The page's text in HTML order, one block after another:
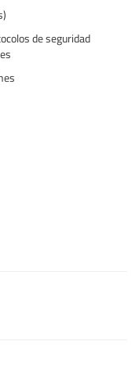
de seguridad